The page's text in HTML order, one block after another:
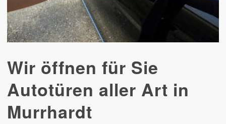
Wir öffnen für Sie
Autotüren aller Art in
Murrhardt